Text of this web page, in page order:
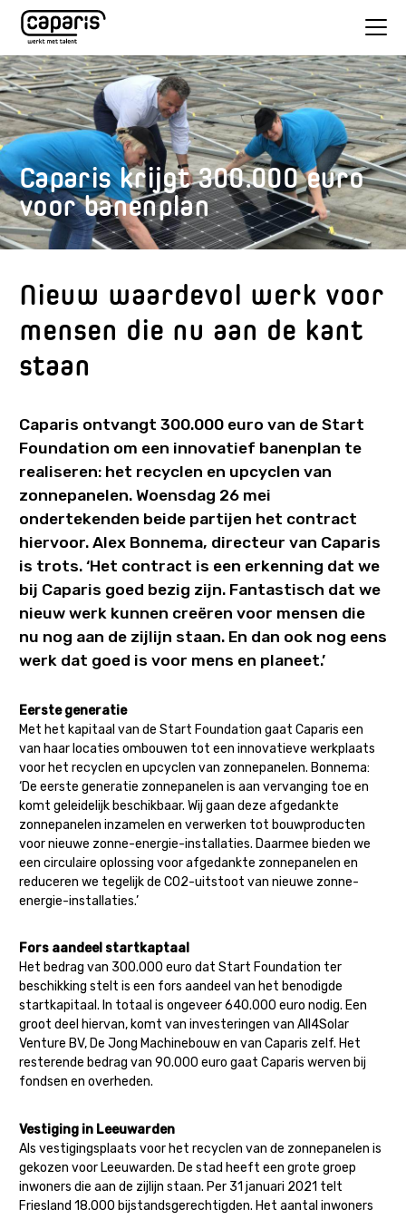
Caparis krijgt 300.000 euro
voor banenplan
Nieuw waardevol werk voor
mensen die nu aan de kant
staan
Caparis ontvangt 300.000 euro van de Start
Foundation om een innovatief banenplan te
realiseren: het recyclen en upcyclen van
zonnepanelen. Woensdag 26 mei
ondertekenden beide partijen het contract
hiervoor. Alex Bonnema, directeur van Caparis
is trots. ‘Het contract is een erkenning dat we
bij Caparis goed bezig zijn. Fantastisch dat we
nieuw werk kunnen creëren voor mensen die
nu nog aan de zijlijn staan. En dan ook nog eens
werk dat goed is voor mens en planeet.’
Eerste generatie
Met het kapitaal van de Start Foundation gaat Caparis een
van haar locaties ombouwen tot een innovatieve werkplaats
voor het recyclen en upcyclen van zonnepanelen. Bonnema:
‘De eerste generatie zonnepanelen is aan vervanging toe en
komt geleidelijk beschikbaar. Wij gaan deze afgedankte
zonnepanelen inzamelen en verwerken tot bouwproducten
voor nieuwe zonne-energie-installaties. Daarmee bieden we
een circulaire oplossing voor afgedankte zonnepanelen en
reduceren we tegelijk de CO2-uitstoot van nieuwe zonne-
energie-installaties.’
Fors aandeel startkaptaal
Het bedrag van 300.000 euro dat Start Foundation ter
beschikking stelt is een fors aandeel van het benodigde
startkapitaal. In totaal is ongeveer 640.000 euro nodig. Een
groot deel hiervan, komt van investeringen van All4Solar
Venture BV, De Jong Machinebouw en van Caparis zelf. Het
resterende bedrag van 90.000 euro gaat Caparis werven bij
fondsen en overheden.
Vestiging in Leeuwarden
Als vestigingsplaats voor het recyclen van de zonnepanelen is
gekozen voor Leeuwarden. De stad heeft een grote groep
inwoners die aan de zijlijn staan. Per 31 januari 2021 telt
Friesland 18.000 bijstandsgerechtigden. Het aantal inwoners